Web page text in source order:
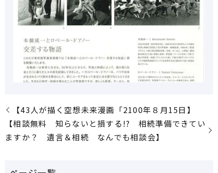
【43人が描く空想未来漫画「2100年８月15日】
【相談無料 知らないと損する!? 相続準備できてい
ますか？ 遺言＆相続 なんでも相談会】